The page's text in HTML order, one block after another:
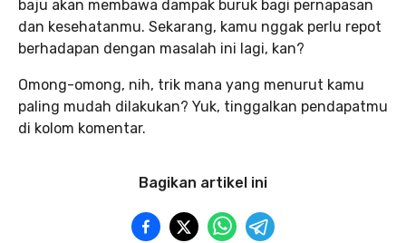
baju akan membawa dampak buruk bagi pernapasan
dan kesehatanmu. Sekarang, kamu nggak perlu repot
berhadapan dengan masalah ini lagi, kan?
Omong-omong, nih, trik mana yang menurut kamu
paling mudah dilakukan? Yuk, tinggalkan pendapatmu
di kolom komentar.
Bagikan artikel ini